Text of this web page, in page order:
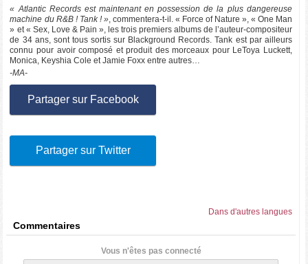
« Atlantic Records est maintenant en possession de la plus dangereuse
machine du R&B ! Tank ! », commentera-t-il. « Force of Nature », « One Man
» et « Sex, Love & Pain », les trois premiers albums de l’auteur-compositeur
de 34 ans, sont tous sortis sur Blackground Records. Tank est par ailleurs
connu pour avoir composé et produit des morceaux pour LeToya Luckett,
Monica, Keyshia Cole et Jamie Foxx entre autres…
-MA-
Partager sur Facebook
Partager sur Twitter
Dans d'autres langues
Commentaires
Vous n'êtes pas connecté